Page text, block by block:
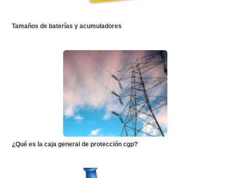
Tamaños de baterías y acumuladores
¿Qué es la caja general de protección cgp?